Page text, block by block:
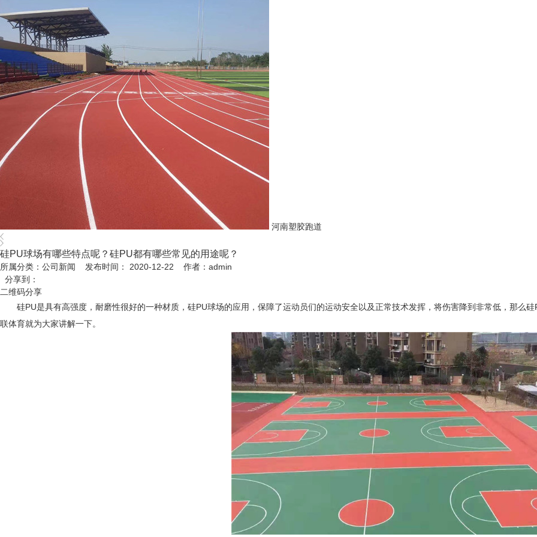
河南塑胶跑道
硅PU球场有哪些特点呢？硅PU都有哪些常见的用途呢？
所属分类：公司新闻 发布时间： 2020-12-22 作者：admin
分享到：
二维码分享
硅PU是具有高强度，耐磨性很好的一种材质，硅PU球场的应用，保障了运动员们的运动安全以及正常技术发挥，将伤害降到非常低，那么
联体育就为大家讲解一下。